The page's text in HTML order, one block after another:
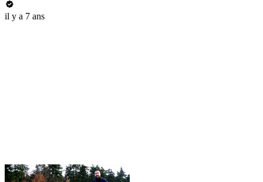
il y a 7 ans